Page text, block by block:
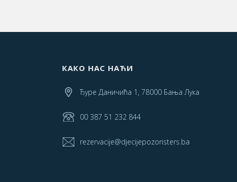
КАКО НАС НАЋИ
Ђуре Даничића 1, 78000 Бања Лука
00 387 51 232 844
rezervacije@djecijepozoristers.ba